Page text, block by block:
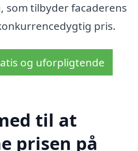
som tilbyder facaderens
pris.
og uforpligtende
til at
prisen på